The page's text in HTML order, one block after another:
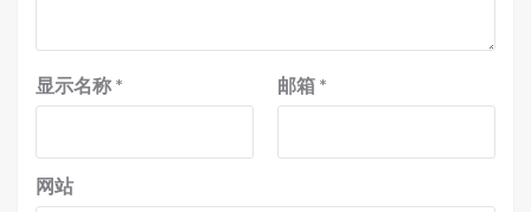
显示名称 * 邮箱 *
网站